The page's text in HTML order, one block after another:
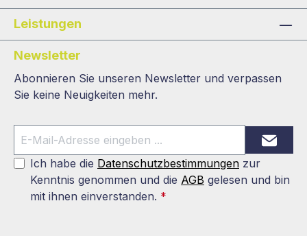
Leistungen
Newsletter
Abonnieren Sie unseren Newsletter und verpassen
Sie keine Neuigkeiten mehr.
Ich habe die Datenschutzbestimmungen zur
Kenntnis genommen und die AGB gelesen und bin
mit ihnen einverstanden. *